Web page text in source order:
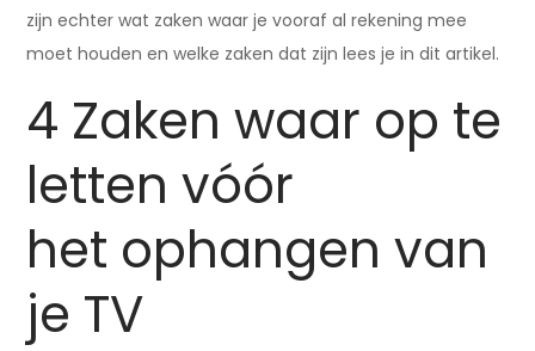
zijn echter wat zaken waar je vooraf al rekening mee
moet houden en welke zaken dat zijn lees je in dit artikel.
4 Zaken waar op te
letten vóór
het ophangen van
je TV